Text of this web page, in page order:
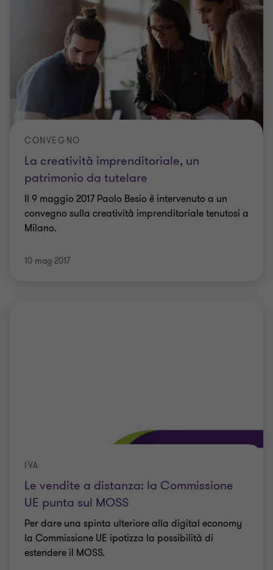
La creatività imprenditoriale, un
patrimonio da tutelare
CONVEGNO
Il 9 maggio 2017 Paolo Besio è intervenuto a un
convegno sulla creatività imprenditoriale tenutosi a
Milano.
10 mag 2017
Le vendite a distanza: la Commissione
UE punta sul MOSS
IVA
Per dare una spinta ulteriore alla digital economy
la Commissione UE ipotizza la possibilità di
estendere il MOSS.